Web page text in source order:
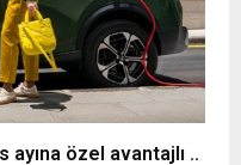
özel avantajlı ..